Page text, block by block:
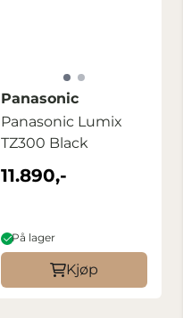
Panasonic
Panasonic Lumix
TZ300 Black
11.890,-
På lager
Kjøp